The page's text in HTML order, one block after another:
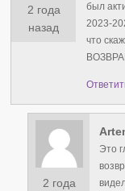
2 года
назад
был
2023-
что
2 года
Это
видел